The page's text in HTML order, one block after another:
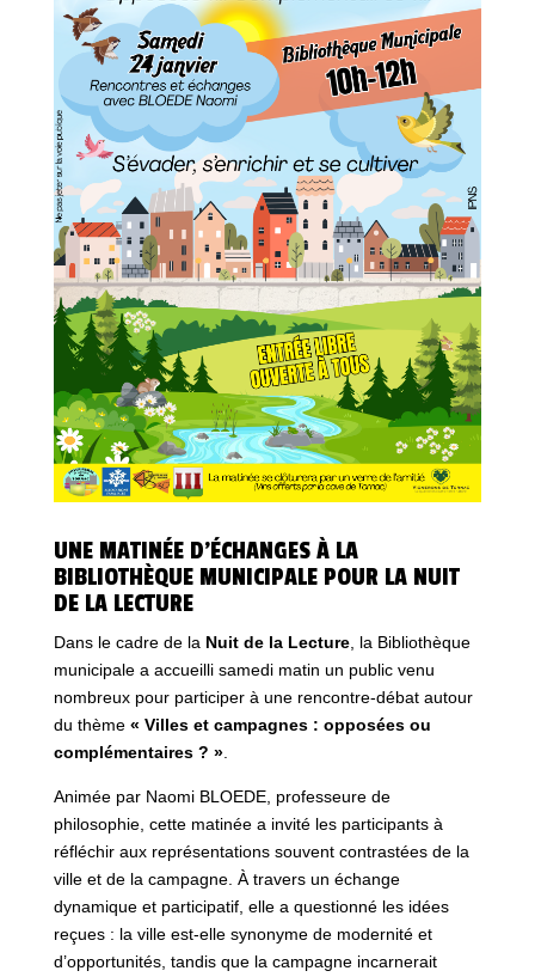
UNE MATINÉE D’ÉCHANGES À LA
BIBLIOTHÈQUE MUNICIPALE POUR LA NUIT
DE LA LECTURE
Dans le cadre de la Nuit de la Lecture, la Bibliothèque
municipalea accueilli samedi matin un public venu
nombreux pour participer à une rencontre-débat autour
du thème « Villes et campagnes : opposées ou
complémentaires ? ».
Animée par Naomi BLOEDE, professeure de
philosophie, cette matinée a invité les participants à
réfléchir aux représentations souvent contrastées de la
ville et de la campagne. À travers un échange
dynamique et participatif, elle a questionné les idées
reçues : la ville est-elle synonyme de modernité et
d’opportunités, tandis que la campagne incarnerait